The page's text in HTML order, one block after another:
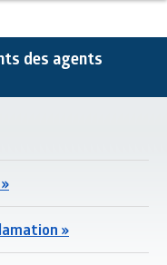
des agents
»